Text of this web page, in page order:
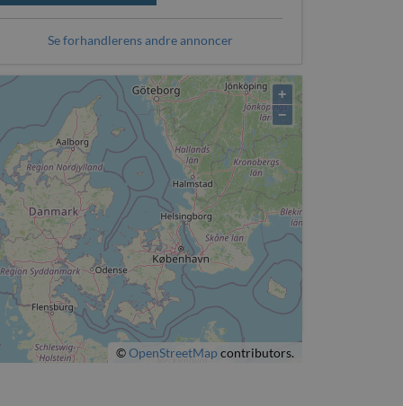
Se forhandlerens andre annoncer
+
−
©OpenStreetMap contributors.